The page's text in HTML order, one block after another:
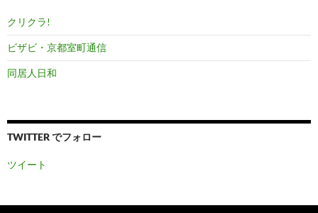
クリクラ!
ビザビ・京都室町通信
同居人日和
TWITTER でフォロー
ツイート